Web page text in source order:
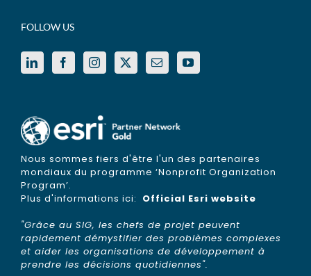
FOLLOW US
Nous sommes fiers d'être l'un des partenaires
mondiaux du programme ‘Nonprofit Organization
Program’.
Plus d'informations ici: Official Esri website
"Grâce au SIG, les chefs de projet peuvent
rapidement démystifier des problèmes complexes
et aider les organisations de développement à
prendre les décisions quotidiennes".